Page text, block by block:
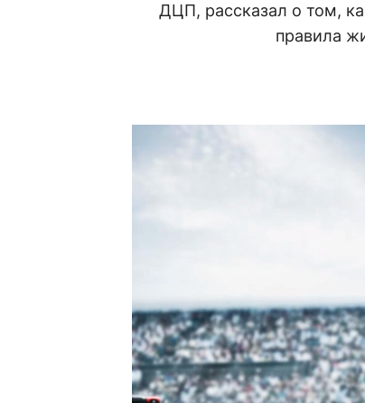
ДЦП, рассказал о том,
правила